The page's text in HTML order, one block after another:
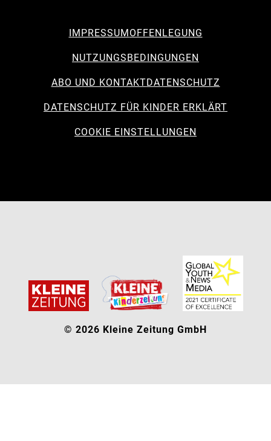
IMPRESSUMOFFENLEGUNG
NUTZUNGSBEDINGUNGEN
ABO UND KONTAKTDATENSCHUTZ
DATENSCHUTZ FÜR KINDER ERKLÄRT
COOKIE EINSTELLUNGEN
© 2026 Kleine Zeitung GmbH